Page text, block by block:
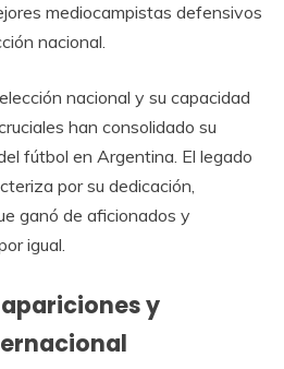
mediocampistas defensivos
nacional.
nacional y su capacidad
han consolidado su
fútbol en Argentina. El legado
por su dedicación,
ganó de aficionados y
igual.
y